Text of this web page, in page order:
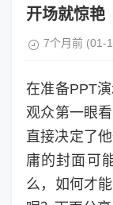
开场就惊艳
7个月前 (01-
在准备PPT
观众第一眼看
直接决定了
庸的封面可
么，如何才